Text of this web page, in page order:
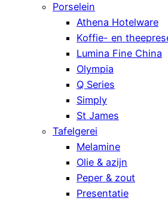
Porselein
Athena Hotelware
Koffie- en
Lumina Fine China
Olympia
Q Series
Simply
St James
Tafelgerei
Melamine
Olie & azijn
Peper & zout
Presentatie